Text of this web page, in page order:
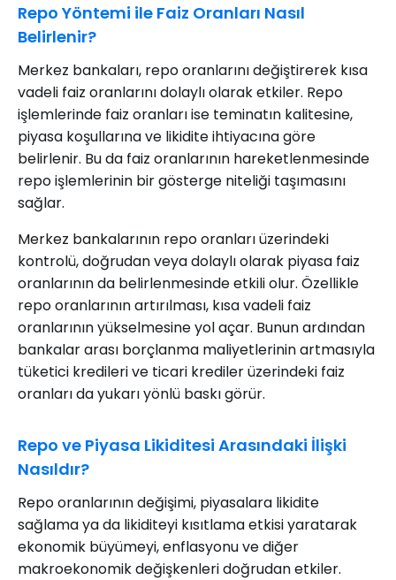
Repo Yöntemi ile Faiz Oranları Nasıl
Belirlenir?
Merkez bankaları, repo oranlarını değiştirerek kısa
vadeli faiz oranlarını dolaylı olarak etkiler. Repo
işlemlerinde faiz oranları ise teminatın kalitesine,
piyasa koşullarına ve likidite ihtiyacına göre
belirlenir. Bu da faiz oranlarının hareketlenmesinde
repo işlemlerinin bir gösterge niteliği taşımasını
sağlar.
Merkez bankalarının repo oranları üzerindeki
kontrolü, doğrudan veya dolaylı olarak piyasa faiz
oranlarının da belirlenmesinde etkili olur. Özellikle
repo oranlarının artırılması, kısa vadeli faiz
oranlarının yükselmesine yol açar. Bunun ardından
bankalar arası borçlanma maliyetlerinin artmasıyla
tüketici kredileri ve ticari krediler üzerindeki faiz
oranları da yukarı yönlü baskı görür.
Repo ve Piyasa Likiditesi Arasındaki İlişki
Nasıldır?
Repo oranlarının değişimi, piyasalara likidite
sağlama ya da likiditeyi kısıtlama etkisi yaratarak
ekonomik büyümeyi, enflasyonu ve diğer
makroekonomik değişkenleri doğrudan etkiler.